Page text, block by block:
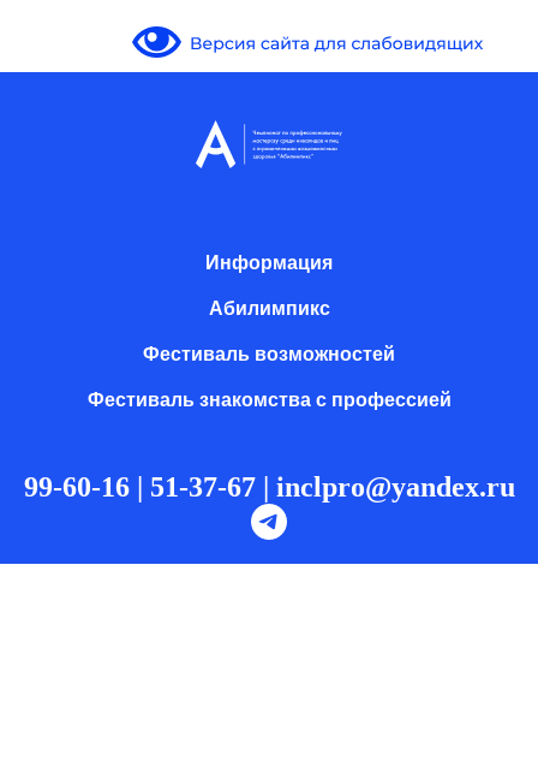
Информация
Абилимпикс
Фестиваль возможностей
Фестиваль знакомства с профессией
99-60-16 | 51-37-67 | inclpro@yandex.ru
Информация
Абилимпикс
Фестиваль возможностей
Фестиваль знакомства с профессией
99-60-16 | 51-37-67 | inclpro@yandex.ru